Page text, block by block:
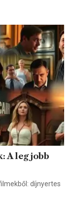
A legjobb
díjnyertes